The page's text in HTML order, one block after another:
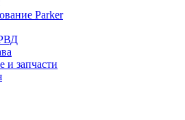
Parker
и запчасти